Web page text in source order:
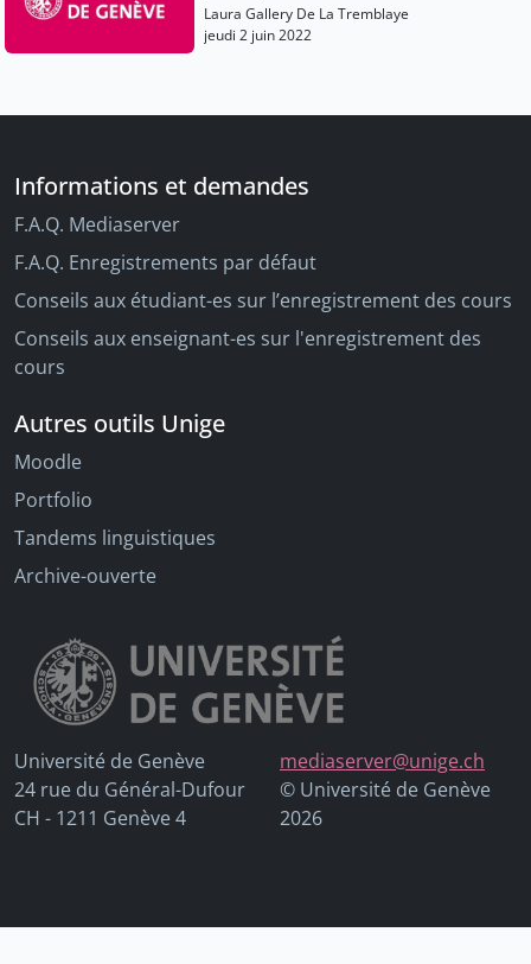
Laura Gallery De La Tremblaye
jeudi 2 juin 2022
Informations et demandes
F.A.Q. Mediaserver
F.A.Q. Enregistrements par défaut
Conseils aux étudiant-es sur l’enregistrement des cours
Conseils aux enseignant-es sur l'enregistrement des
cours
Autres outils Unige
Moodle
Portfolio
Tandems linguistiques
Archive-ouverte
Université de Genève
24 rue du Général-Dufour
CH - 1211 Genève 4
mediaserver@unige.ch
© Université de Genève
2026